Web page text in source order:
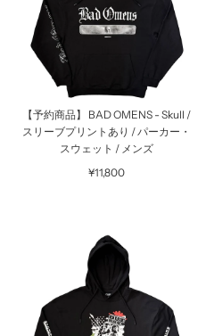
【予約商品】 BAD OMENS - Skull /
スリーブプリントあり / パーカー・
スウェット / メンズ
¥11,800